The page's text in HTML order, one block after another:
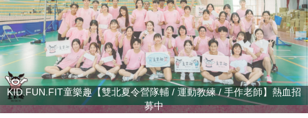
KID.FUN.FIT童樂趣【雙北夏令營隊輔 / 運動教練 / 手作老師】熱血招
募中